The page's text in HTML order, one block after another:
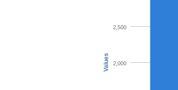
Values 2,000
2,500